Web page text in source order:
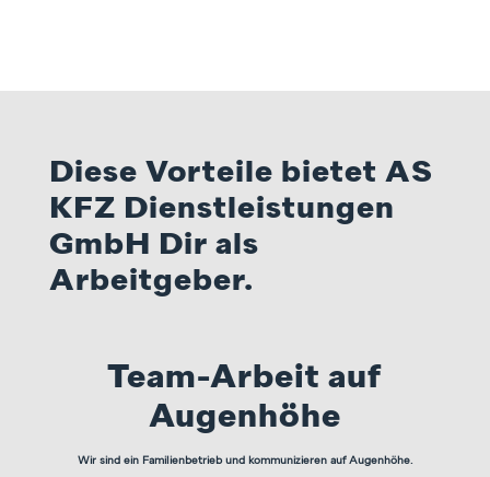
Diese Vorteile bietet AS
KFZ Dienstleistungen
GmbH Dir als
Arbeitgeber.
Team-Arbeit auf
Augenhöhe
Wir sind ein Familienbetrieb und kommunizieren auf Augenhöhe.